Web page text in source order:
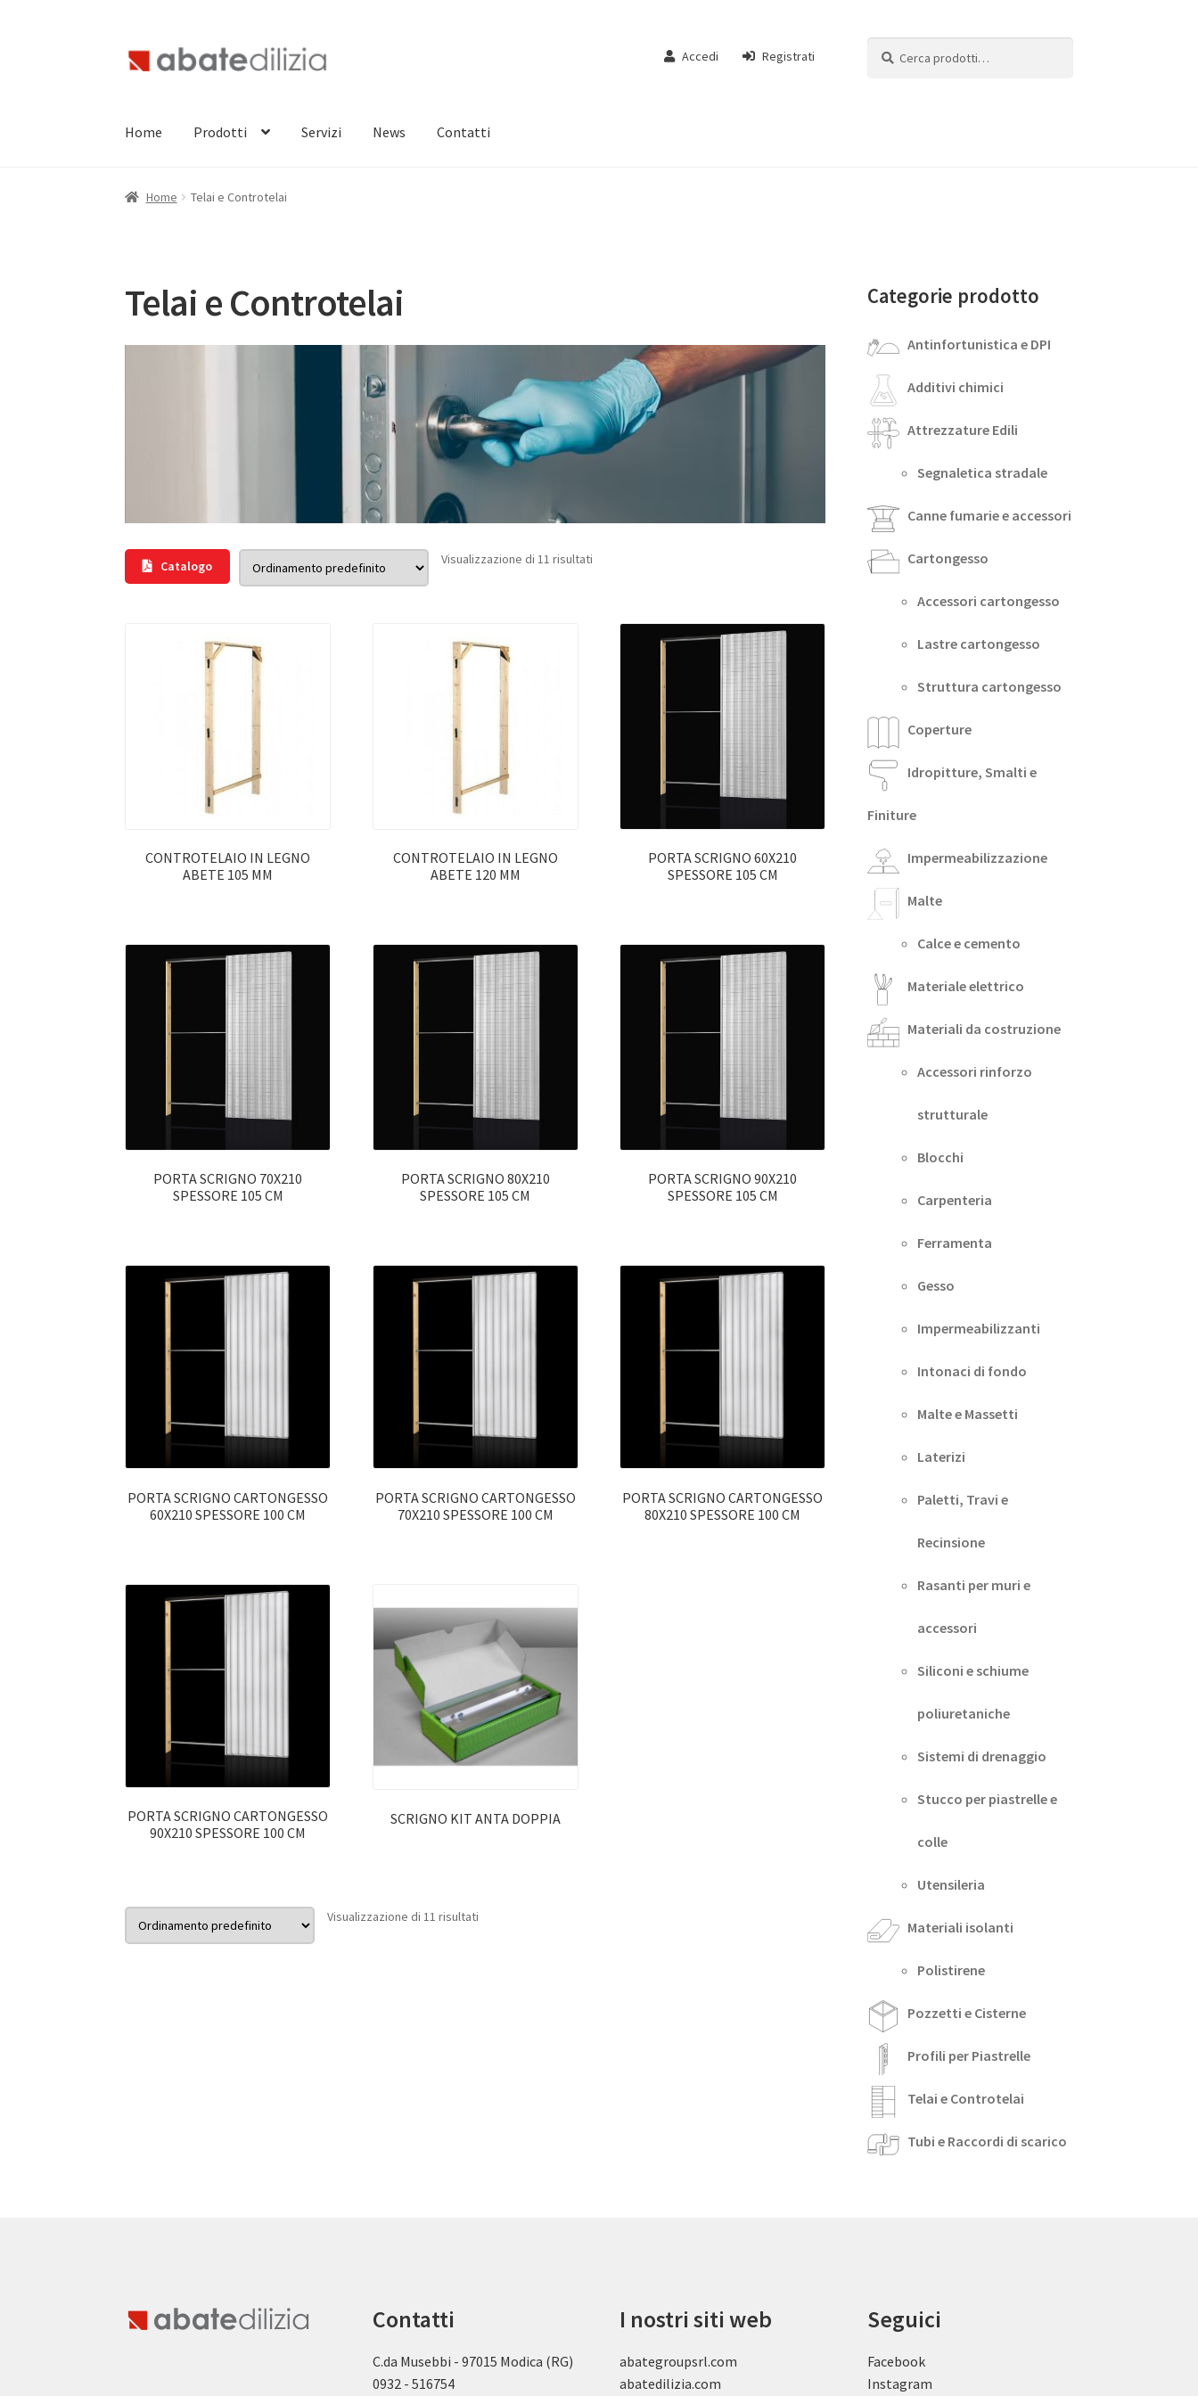
Vai
alla
Vai
al
Accedi Registrati
Home Prodotti Servizi News Contatti
Home Telai e Controtelai
Telai e Controtelai
Catalogo Visualizzazione di 11 risultati
CONTROTELAIO IN LEGNO
ABETE 105 MM
CONTROTELAIO IN LEGNO
ABETE 120 MM
PORTA SCRIGNO 60X210
SPESSORE 105 CM
PORTA SCRIGNO 70X210
SPESSORE 105 CM
PORTA SCRIGNO 80X210
SPESSORE 105 CM
PORTA SCRIGNO 90X210
SPESSORE 105 CM
PORTA SCRIGNO CARTONGESSO
60X210 SPESSORE 100 CM
PORTA SCRIGNO CARTONGESSO
70X210 SPESSORE 100 CM
PORTA SCRIGNO CARTONGESSO
80X210 SPESSORE 100 CM
PORTA SCRIGNO CARTONGESSO
90X210 SPESSORE 100 CM
SCRIGNO KIT ANTA DOPPIA
Visualizzazione di 11 risultati
Categorie prodotto
Antinfortunistica e DPI
Additivi chimici
Attrezzature Edili
Segnaletica stradale
Canne fumarie e accessori
Cartongesso
Accessori cartongesso
Lastre cartongesso
Struttura cartongesso
Coperture
Idropitture, Smalti e
Finiture
Impermeabilizzazione
Malte
Calce e cemento
Materiale elettrico
Materiali da costruzione
Accessori rinforzo
strutturale
Blocchi
Carpenteria
Ferramenta
Gesso
Impermeabilizzanti
Intonaci di fondo
Malte e Massetti
Laterizi
Paletti, Travi e
Recinsione
Rasanti per muri e
accessori
Siliconi e schiume
poliuretaniche
Sistemi di drenaggio
Stucco per piastrelle e
colle
Utensileria
Materiali isolanti
Polistirene
Pozzetti e Cisterne
Profili per Piastrelle
Telai e Controtelai
Tubi e Raccordi di scarico
Contatti
C.da Musebbi - 97015 Modica (RG)
0932 - 516754
I nostri siti web
abategroupsrl.com
abatedilizia.com
Seguici
Facebook
Instagram